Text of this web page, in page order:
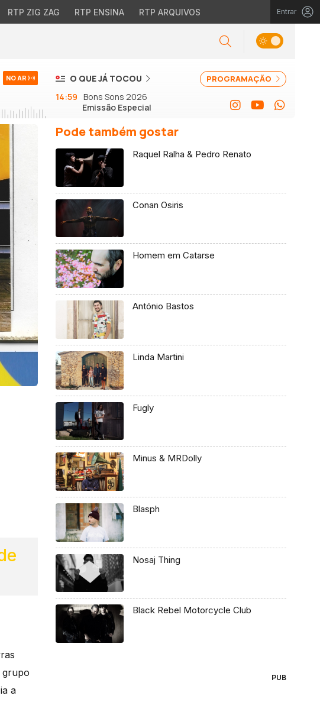
RTP ZIG ZAG RTP ENSINA RTP ARQUIVOS Entrar
NO AR PROGRAMAÇÃO
O QUE JÁ TOCOU
14:59 Bons Sons 2026
Emissão Especial
grupo
a
Pode também gostar
Raquel Ralha & Pedro Renato
Conan Osiris
Homem em Catarse
António Bastos
Linda Martini
Fugly
Minus & MRDolly
Blasph
Nosaj Thing
Black Rebel Motorcycle Club
PUB